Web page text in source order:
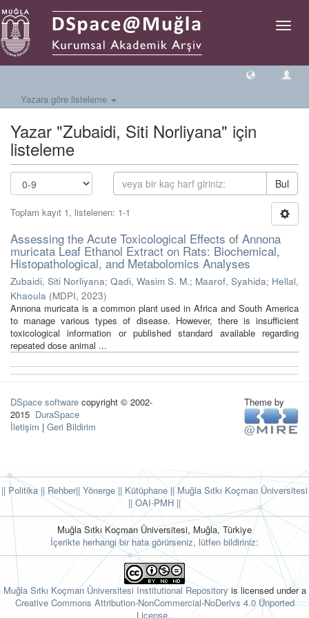
Geçiş
Yazara göre listeleme
Yazar "Zubaidi, Siti Norliyana" için
listeleme
Bul
Toplam kayıt 1, listelenen: 1-1
Assessing the Acute Toxicological Effects of Annona
muricata Leaf Ethanol Extract on Rats: Biochemical,
Histopathological, and Metabolomics Analyses
Zubaidi, Siti Norliyana; Qadi, Wasim S. M.; Maarof, Syahida; Hellal,
Khaoula (MDPI, 2023)
Annona muricata is a common plant used in Africa and South America
to manage various types of disease. However, there is insufficient
toxicological information or published standard available regarding
repeated dose animal ...
DSpace software copyright © 2002-
2015 DuraSpace
İletişim | Geri Bildirim
Theme by
|| Politika|| Rehber|| Yönerge || Kütüphane|| Muğla Sıtkı Koçman Üniversitesi
|| OAI-PMH ||
Muğla Sıtkı Koçman Üniversitesi, Muğla, Türkiye
İçerikte herhangi bir hata görürseniz, lütfen bildiriniz:
Muğla Sıtkı Koçman Üniversitesi Institutional Repositoryis licensed under a
Creative Commons Attribution-NonCommercial-NoDerivs 4.0 Unported
License..